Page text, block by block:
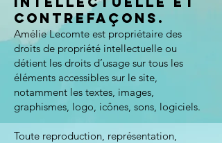
contrefaçons.
Amélie Lecomte est propriétaire des
droits de propriété intellectuelle ou
détient les droits d’usage sur tous les
éléments accessibles sur le site,
notamment les textes, images,
graphismes, logo, icônes, sons, logiciels.
Toute reproduction, représentation,